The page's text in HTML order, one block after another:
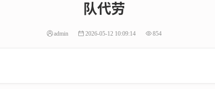
队代劳
admin 2026-05-12 10:09:14 854